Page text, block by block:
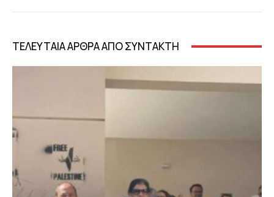
ΤΕΛΕΥΤΑΙΑ ΑΡΘΡΑ ΑΠΟ ΣΥΝΤΑΚΤΗ